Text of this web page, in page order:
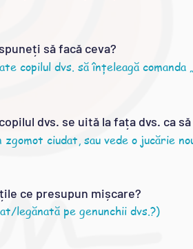
să facă ceva?
copilul dvs. să înțeleagă comanda
dvs. se uită la fața dvs. ca
zgomot ciudat, sau vede o jucărie
ce presupun mișcare?
legănată pe genunchii dvs.?)